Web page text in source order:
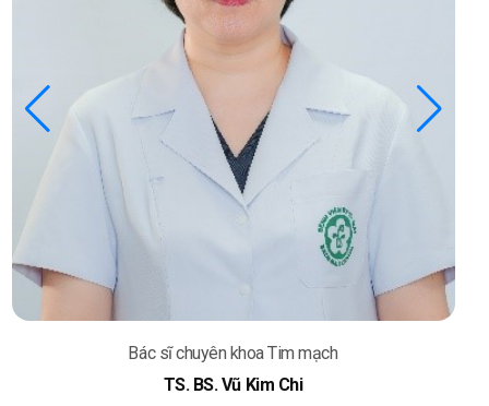
Bác sĩ chuyên khoa Tim mạch
TS. BS. Phạm Trần Linh